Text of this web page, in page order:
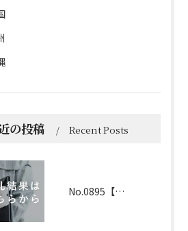
の投稿 Recent Posts
No.0895【京都】2026年6月1日 入札結果